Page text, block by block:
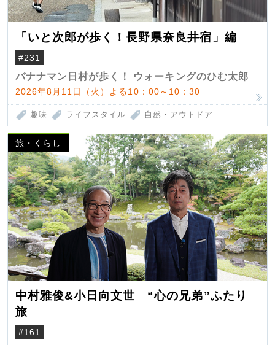
「いと次郎が歩く！長野県奈良井宿」編
#231
バナナマン日村が歩く！ ウォーキングのひむ太郎
2026年8月11日（火）よる10：00～10：30
趣味 ライフスタイル 自然・アウトドア
旅・くらし
中村雅俊&小日向文世 “心の兄弟”ふたり
旅
#161